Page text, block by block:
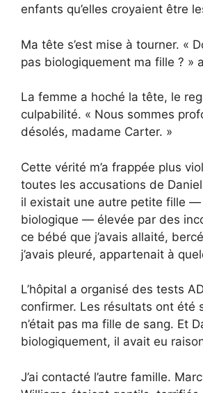
enfants qu’elles croyaient être
Ma tête s’est mise à tourner. «
pas biologiquement ma fille ? »
La femme a hoché la tête, le
culpabilité. « Nous sommes
désolés, madame Carter. »
Cette vérité m’a frappée plus
toutes les accusations de
il existait une autre petite fille —
biologique — élevée par des
ce bébé que j’avais allaité,
j’avais pleuré, appartenait à
L’hôpital a organisé des tests
confirmer. Les résultats ont été
n’était pas ma fille de sang. Et
biologiquement, il avait eu
J’ai contacté l’autre famille.